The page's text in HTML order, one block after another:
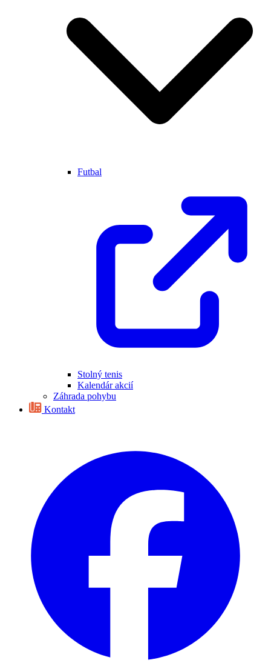
Futbal
Stolný tenis
Kalendár akcií
Záhrada pohybu
Kontakt